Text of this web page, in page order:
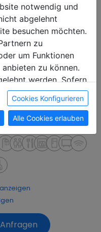
3 3frei
Viehhofen
Anfragen
notwendig und
abgelehnt
besuchen möchten.
zu
um Funktionen
zu können.
werden. Sofern
geben Sie
Cookies Konfigurieren
Alle Cookies erlauben